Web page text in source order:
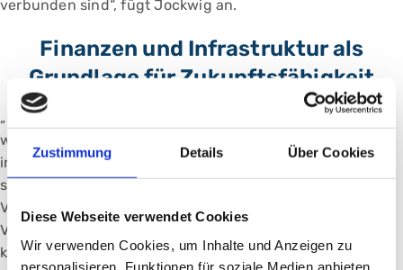
Zustimmung Details Über Cookies
Diese Webseite verwendet Cookies
Wir verwenden Cookies, um Inhalte und Anzeigen zu
personalisieren, Funktionen für soziale Medien anbieten
verbunden sind“, fügt Jockwig an.
Finanzen und Infrastruktur als
Grundlage für Zukunftsfähigkeit
„In einem wirtschaftlich anspruchsvollen Umfeld wollen
wir die finanzielle Handlungsfähigkeit und das
infrastrukturelle Potenzial des Klinikums weiter stärken“,
sagt Ludwig. „Damit schaffen wir wesentliche
Voraussetzungen dafür, dass wir unseren
Versorgungsauftrag auch künftig verlässlich erfüllen
können. Entscheidend ist, Modernisierung und